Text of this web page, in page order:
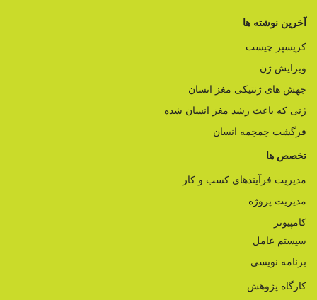
آخرین نوشته ها
کریسپر چیست
ویرایش ژن
جهش های ژنتیکی مغز انسان
ژنی که باعث رشد مغز انسان شده
فرگشت جمجمه انسان
تخصص ها
مدیریت فرآیندهای کسب و کار
مدیریت پروژه
کامپیوتر
سیستم عامل
برنامه نویسی
کارگاه پژوهش